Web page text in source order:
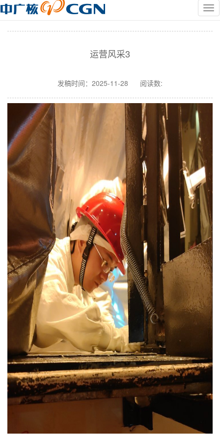
运营风采3
发稿时间： 2025-11-28 阅读数: